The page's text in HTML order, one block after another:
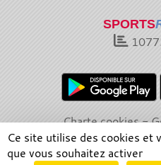
SPORTS
Charte cookies
Informations légales
Ce site utilise des cookies et
que vous souhaitez activer